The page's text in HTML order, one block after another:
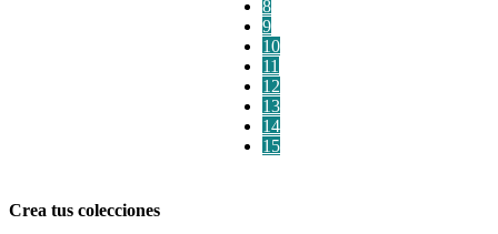
8
9
10
11
12
13
14
15
Crea tus colecciones